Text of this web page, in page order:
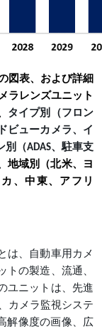
図表、および詳細
ラレンズユニット
タイプ別（フロン
ビューカメラ、イ
（ADAS、駐車支
地域別（北米、ヨ
、中東、アフリ
は、自動車用カメ
トの製造、流通、
ユニットは、先進
カメラ監視システ
解像度の画像、広